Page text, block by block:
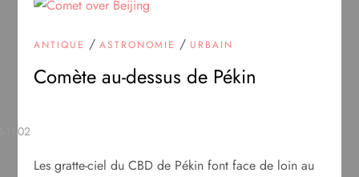
ANTIQUE /ASTRONOMIE / URBAIN
Comète au-dessus de Pékin
Les gratte-ciel du CBD de Pékin font face de loin au